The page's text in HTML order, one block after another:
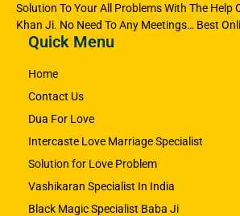
Solution To Your All Problems With The Help
Khan Ji. No Need To Any Meetings… Best
Quick Menu
Home
Contact Us
Dua For Love
Intercaste Love Marriage Specialist
Solution for Love Problem
Vashikaran Specialist In India
Black Magic Specialist Baba Ji